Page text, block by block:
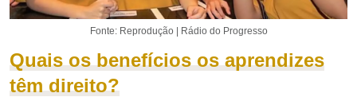
Fonte: Reprodução | Rádio do Progresso
Quais os benefícios os aprendizes
têm direito?